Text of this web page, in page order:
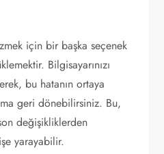
için bir başka seçenek
Bilgisayarınızı
bu hatanın ortaya
geri dönebilirsiniz. Bu,
değişikliklerden
yarayabilir.